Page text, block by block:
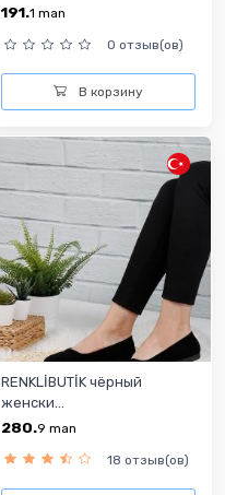
191.1 man
0 отзыв(ов)
В корзину
RENKLİBUTİK чёрный
женски...
280.9 man
18 отзыв(ов)